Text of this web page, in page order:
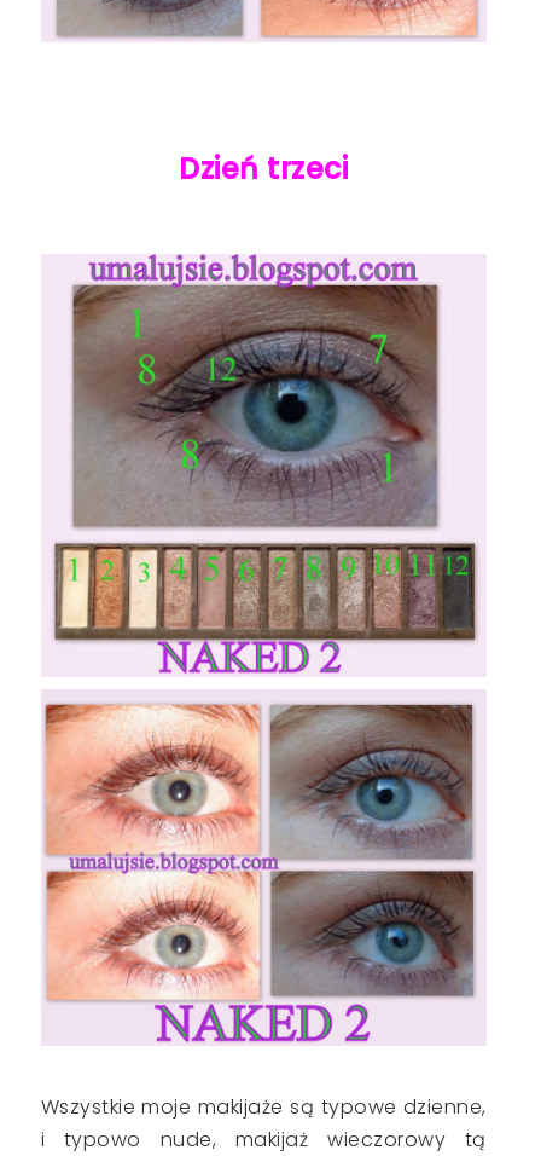
Dzień trzeci
Wszystkie moje makijaże są typowe dzienne,
i typowo nude, makijaż wieczorowy tą